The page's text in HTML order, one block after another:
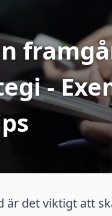
-
det viktigt att